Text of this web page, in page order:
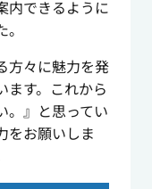
内できるように
方々に魅力を発
ます。これから
。』と思ってい
をお願いしま